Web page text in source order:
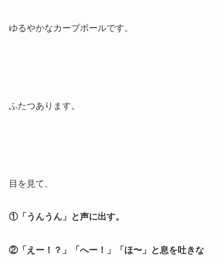
ゆるやかなカーブボールです。
ふたつあります。
目を見て、
①「うんうん」と声に出す。
②「えー！？」「へー！」「ほ〜」と息を吐きな